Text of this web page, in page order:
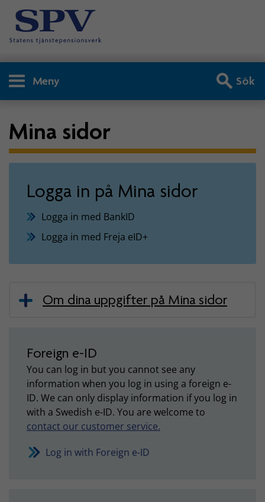
Meny Sök
Mina sidor
Logga in på Mina sidor
Logga in med BankID
Logga in med Freja eID+
Om dina uppgifter på Mina sidor
Foreign e-ID
You can log in but you cannot see any
information when you log in using a foreign e-
ID. We can only display information if you log in
with a Swedish e-ID. You are welcome to
contact our customer service.
Log in with Foreign e-ID